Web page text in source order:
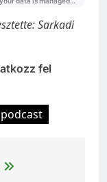
Sarkadi
fel